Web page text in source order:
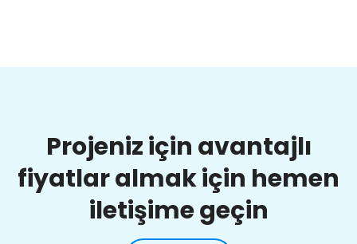
Projeniz için avantajlı
fiyatlar almak için hemen
iletişime geçin